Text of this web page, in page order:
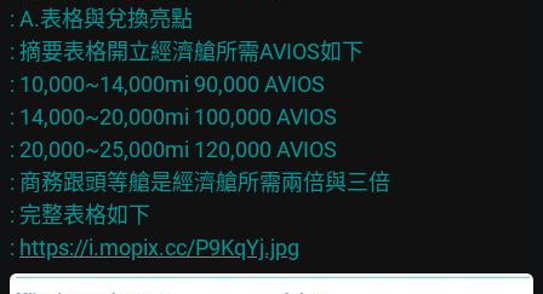
: A.表格與兌換亮點
: 摘要表格開立經濟艙所需AVIOS如下
: 10,000~14,000mi 90,000 AVIOS
: 14,000~20,000mi 100,000 AVIOS
: 20,000~25,000mi 120,000 AVIOS
: 商務跟頭等艙是經濟艙所需兩倍與三倍
: 完整表格如下
: https://i.mopix.cc/P9KqYj.jpg